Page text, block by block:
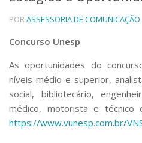
Pessoas
Ensino
Graduação
Educação a distância
Cursos de Extensão
Pesquisa e Inovação
PORASSESSORIA DE COMUNICAÇÃO
Concurso Unesp
As oportunidades do
níveis médio e superior,
social, bibliotecário,
médico, motorista e técnico
https://www.vunesp.com.br/